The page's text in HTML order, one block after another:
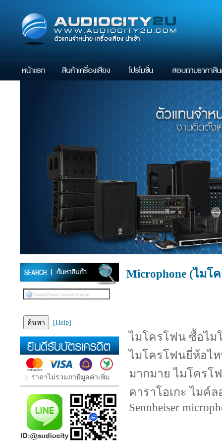
[Help]
ราคาไม่รวมภาษีมูลค่าเพิ่ม
Microphone (ไมโ
ไมโครโฟน ซื้อไม
ไมโครโฟนยี่ห้อไ
มากมาย ไมโครโฟ
คาราโอเกะ ไมค์ล
Sennheiser